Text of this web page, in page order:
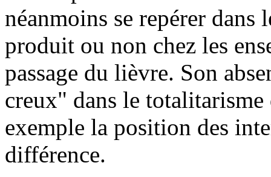
néanmoins se repérer dans
produit ou non chez les
passage du lièvre. Son
creux" dans le totalitarisme
exemple la position des
différence.